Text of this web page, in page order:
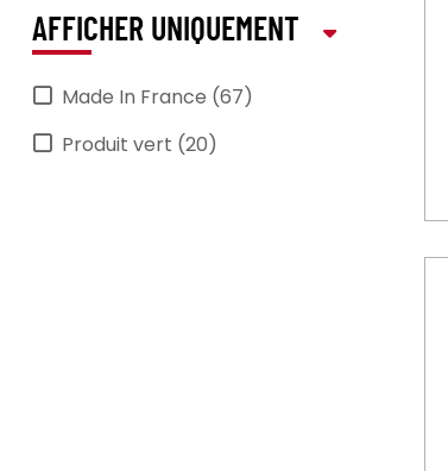
AFFICHER UNIQUEMENT
Made In France (67)
Produit vert (20)